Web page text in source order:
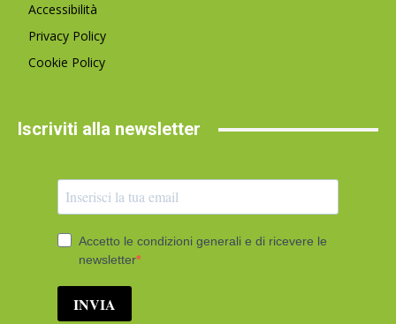
Accessibilità
Privacy Policy
Cookie Policy
Iscriviti alla newsletter